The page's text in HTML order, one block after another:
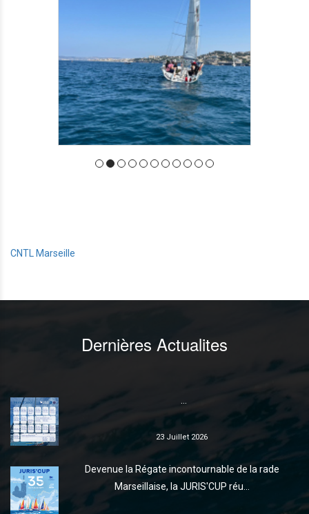
CNTL Marseille
Dernières Actualites
23 Juillet 2026
Devenue la Régate incontournable de la rade
Marseillaise, la JURIS'CUP réu...